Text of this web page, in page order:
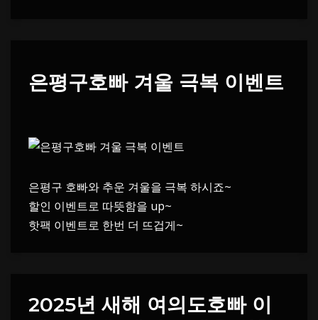
은평구호빠 겨울 극복 이벤트
은평구 호빠와 추운 겨울을 극복 하시죠~
할인 이벤트로 따뜻함을 up~
핫팩 이벤트로 한번 더 뜨겁게~
2025년 새해 여의도호빠 이